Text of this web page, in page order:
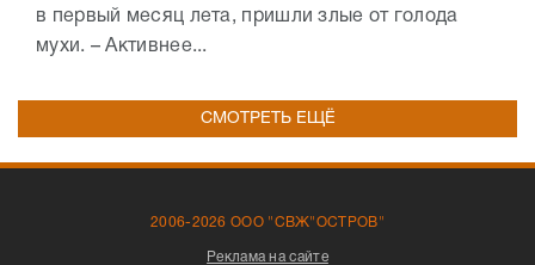
в первый месяц лета, пришли злые от голода
мухи. – Активнее...
СМОТРЕТЬ ЕЩЁ
2006-2026 ООО "СВЖ"ОСТРОВ"
Реклама на сайте